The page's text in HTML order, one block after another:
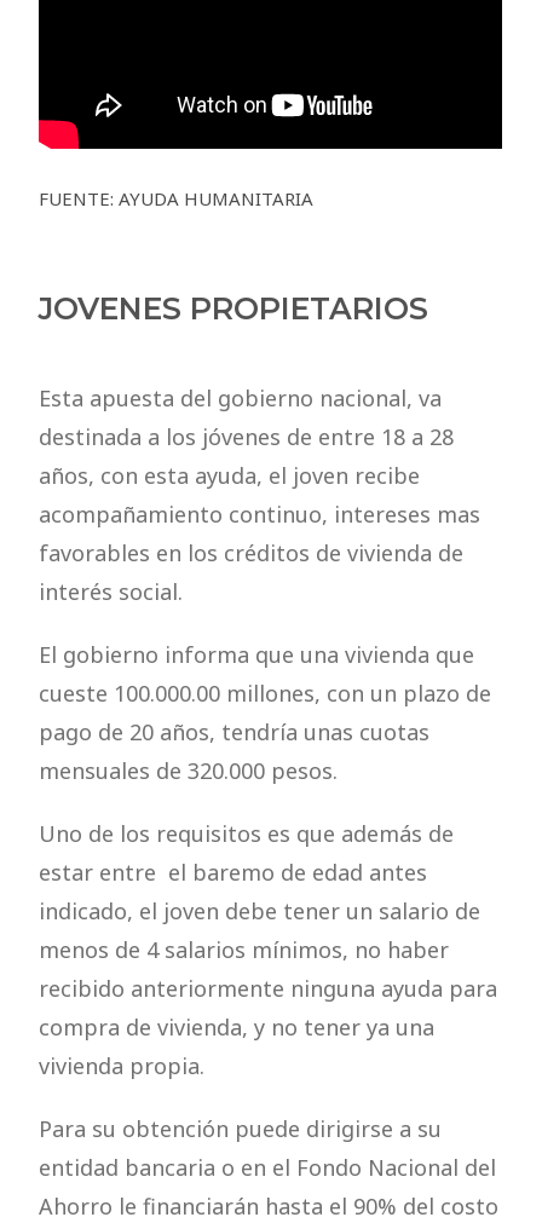
FUENTE: AYUDA HUMANITARIA
JOVENES PROPIETARIOS
Esta apuesta del gobierno nacional, va
destinada a los jóvenes de entre 18 a 28
años, con esta ayuda, el joven recibe
acompañamiento continuo, intereses mas
favorables en los créditos de vivienda de
interés social.
El gobierno informa que una vivienda que
cueste 100.000.00 millones, con un plazo de
pago de 20 años, tendría unas cuotas
mensuales de 320.000 pesos.
Uno de los requisitos es que además de
estar entre el baremo de edad antes
indicado, el joven debe tener un salario de
menos de 4 salarios mínimos, no haber
recibido anteriormente ninguna ayuda para
compra de vivienda, y no tener ya una
vivienda propia.
Para su obtención puede dirigirse a su
entidad bancaria o en el Fondo Nacional del
Ahorro le financiarán hasta el 90% del costo